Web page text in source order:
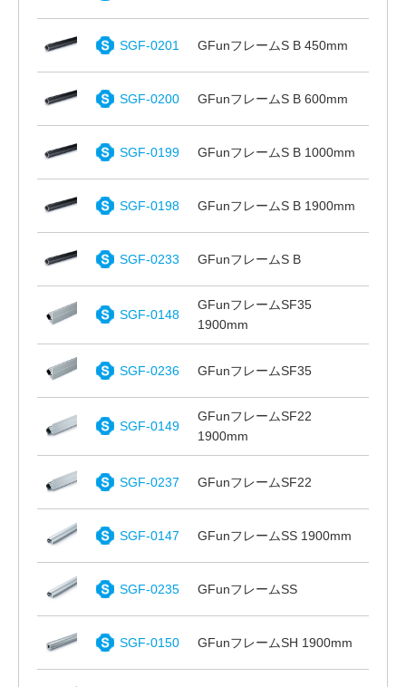
SGF-0201 GFunフレームS B 450mm
SGF-0200 GFunフレームS B 600mm
SGF-0199 GFunフレームS B 1000mm
SGF-0198 GFunフレームS B 1900mm
SGF-0233 GFunフレームS B
SGF-0148
GFunフレームSF35
1900mm
SGF-0236 GFunフレームSF35
SGF-0149
GFunフレームSF22
1900mm
SGF-0237 GFunフレームSF22
SGF-0147 GFunフレームSS 1900mm
SGF-0235 GFunフレームSS
SGF-0150 GFunフレームSH 1900mm